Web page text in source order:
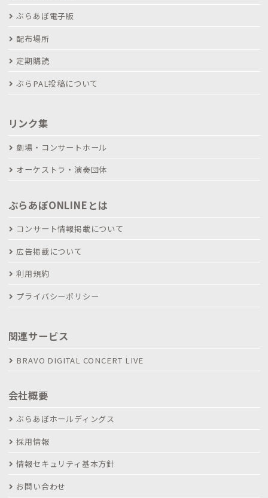
ぶらあぼ電子版
配布場所
定期購読
ぶらPAL投稿について
リンク集
劇場・コンサートホール
オーケストラ・演奏団体
ぶらあぼONLINEとは
コンサート情報掲載について
広告掲載について
利用規約
プライバシーポリシー
関連サービス
BRAVO DIGITAL CONCERT LIVE
会社概要
ぶらあぼホールディングス
採用情報
情報セキュリティ基本方針
お問い合わせ